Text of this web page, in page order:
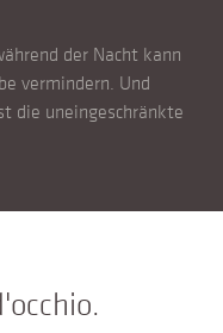
der Nacht kann
vermindern. Und
die uneingeschränkte